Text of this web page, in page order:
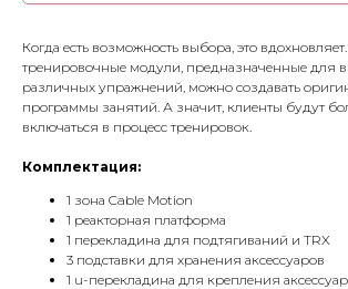
Когда есть возможность выбора, это
тренировочные модули, предназначенные для
различных упражнений, можно создавать
программы занятий. А значит, клиенты будут
включаться в процесс тренировок.
Комплектация:
1 зона Cable Motion
1 реакторная платформа
1 перекладина для подтягиваний и TRX
3 подставки для хранения аксессуаров
1 u-перекладина для крепления